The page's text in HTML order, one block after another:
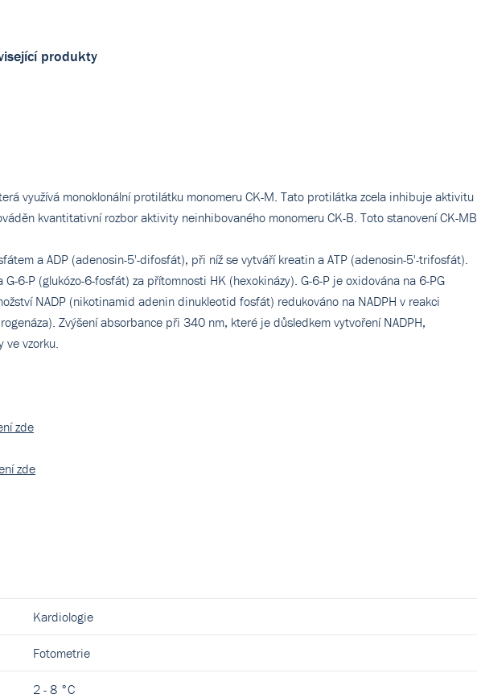
produkty
využívá monoklonální protilátku monomeru CK-M. Tato protilátka zcela inhibuje aktivitu
kvantitativní rozbor aktivity neinhibovaného monomeru CK-B. Toto stanovení CK-MB
a ADP (adenosin-5'-difosfát), při níž se vytváří kreatin a ATP (adenosin-5'-trifosfát).
6-P (glukózo-6-fosfát) za přítomnosti HK (hexokinázy). G-6-P je oxidována na 6-PG
NADP (nikotinamid adenin dinukleotid fosfát) redukováno na NADPH v reakci
Zvýšení absorbance při 340 nm, které je důsledkem vytvoření NADPH,
ve vzorku.
zde
zde
Kardiologie
Fotometrie
2 - 8 °C